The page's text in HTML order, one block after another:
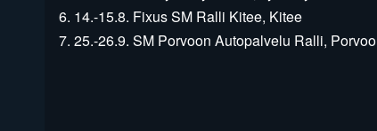
6. 14.-15.8. Fixus SM Ralli Kitee, Kitee
7. 25.-26.9. SM Porvoon Autopalvelu Ralli, Porvoo